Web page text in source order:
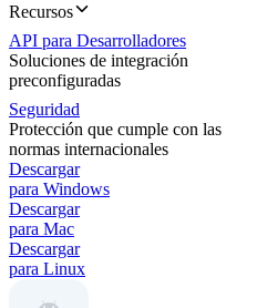
Recursos
API para Desarrolladores
Soluciones de integración
preconfiguradas
Seguridad
Protección que cumple con las
normas internacionales
Descargar
para Windows
Descargar
para Mac
Descargar
para Linux